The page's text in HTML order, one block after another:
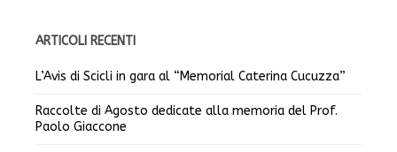
ARTICOLI RECENTI
L’Avis di Scicli in gara al “Memorial Caterina Cucuzza”
Raccolte di Agosto dedicate alla memoria del Prof.
Paolo Giaccone